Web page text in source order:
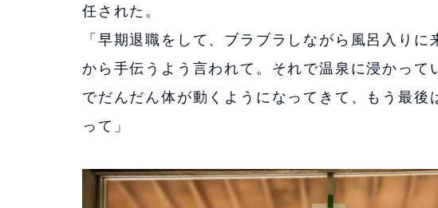
任された。
「早期退職をして、ブラブラしながら風呂入りに
から手伝うよう言われて。それで温泉に浸かって
でだんだん体が動くようになってきて、もう最後
って」